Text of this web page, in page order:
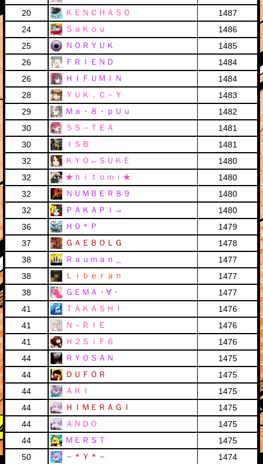
20
ＫＥＮＣＨＡＳＯ
1487
24
ＳａＫｏｕ
1486
25
ＮＯＲＹＵＫ
1485
26
ＦＲＩＥＮＤ
1484
26
ＨＩＦＵＭＩＮ
1484
28
ＹＵＫ．Ｃ－Ｙ
1483
29
Ｍａ・８・ｐＵｕ
1482
30
５５－ＴＥＡ
1481
30
ＩＳＢ
1481
32
ＫＹＯ←ＳＵＫＥ
1480
32
★ｈｉｔｏｍｉ★
1480
32
ＮＵＭＢＥＲ８９
1480
32
ＰＡＫＡＰＩ→
1480
36
Ｈ０＊Ｐ
1479
37
ＧＡＥＢＯＬＧ
1478
38
Ｒａｕｍａｎ＿
1477
38
Ｌｉｂｅｒａｎ
1477
38
ＧＥＭＡ・∀・
1477
41
ＴＡＫＡＳＨＩ
1476
41
Ｎ－ＲＩＥ
1476
41
Ｈ２ＳｉＦ６
1476
44
ＲＹＯＳＡＮ
1475
44
ＤＵＦＯＲ
1475
44
ＡＲＩ
1475
44
ＨＩＭＥＲＡＧＩ
1475
44
ＡＮＤＯ
1475
44
ＭＥＲＳＴ
1475
50
－＊Ｙ＊－
1474